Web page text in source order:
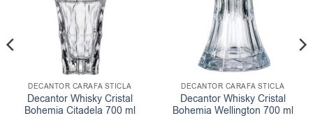
DECANTOR CARAFA STICLA
Decantor Whisky Cristal
Bohemia Citadela 700 ml
DECANTOR CARAFA STICLA
Decantor Whisky Cristal
Bohemia Wellington 700 ml